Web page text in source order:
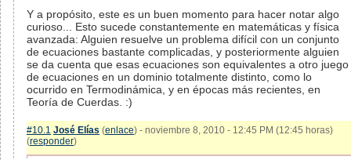
Y a propósito, este es un buen momento para hacer notar algo
curioso... Esto sucede constantemente en matemáticas y física
avanzada: Alguien resuelve un problema difícil con un conjunto
de ecuaciones bastante complicadas, y posteriormente alguien
se da cuenta que esas ecuaciones son equivalentes a otro juego
de ecuaciones en un dominio totalmente distinto, como lo
ocurrido en Termodinámica, y en épocas más recientes, en
Teoría de Cuerdas. :)
#10.1 José Elías (enlace) - noviembre 8, 2010 - 12:45 PM (12:45 horas)
(responder)